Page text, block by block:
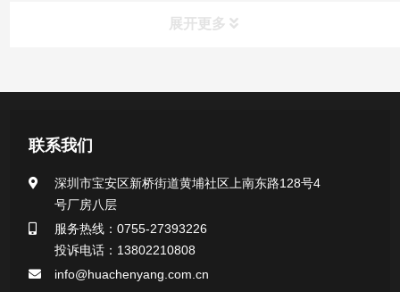
展开更多
产品中心
医用无菌采样拭子系列
一次性使用采样器系列
微生物样本保存液（通用运输传媒介质）系列
核酸（DNA&RNA）样本采集与保存套装系列
联系我们
深圳市宝安区新桥街道黄埔社区上南东路128号4
号厂房八层
服务热线：0755-27393226
投诉电话：13802210808
info@huachenyang.com.cn